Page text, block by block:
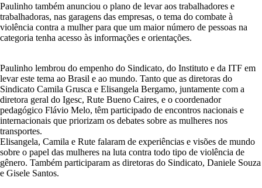
Paulinho também anunciou o plano de levar aos trabalhadores e
trabalhadoras, nas garagens das empresas, o tema do combate à
violência contra a mulher para que um maior número de pessoas na
categoria tenha acesso às informações e orientações.
Paulinho lembrou do empenho do Sindicato, do Instituto e da ITF em
levar este tema ao Brasil e ao mundo. Tanto que as diretoras do
Sindicato Camila Grusca e Elisangela Bergamo, juntamente com a
diretora geral do Igesc, Rute Bueno Caires, e o coordenador
pedagógico Flávio Melo, têm participado de encontros nacionais e
internacionais que priorizam os debates sobre as mulheres nos
transportes.
Elisangela, Camila e Rute falaram de experiências e visões de mundo
sobre o papel das mulheres na luta contra todo tipo de violência de
gênero. Também participaram as diretoras do Sindicato, Daniele Souza
e Gisele Santos.